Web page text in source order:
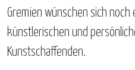
Gremien wünschen sich noch
künstlerischen und
Kunstschaffenden.